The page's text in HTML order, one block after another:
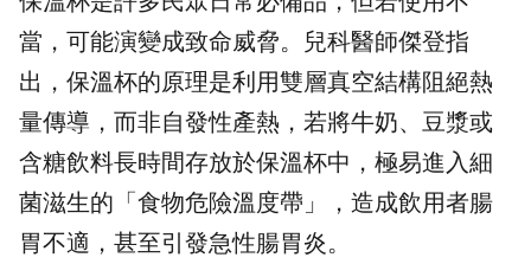
當，可能演變成致命威脅。兒科醫師傑登指
出，保溫杯的原理是利用雙層真空結構阻絕熱
量傳導，而非自發性產熱，若將牛奶、 豆漿或
含糖飲料長時間存放於保溫杯中，極易進入細
菌滋生的「食物危險溫度帶」，造成飲用者腸
胃不適，甚至引發急性腸胃炎。